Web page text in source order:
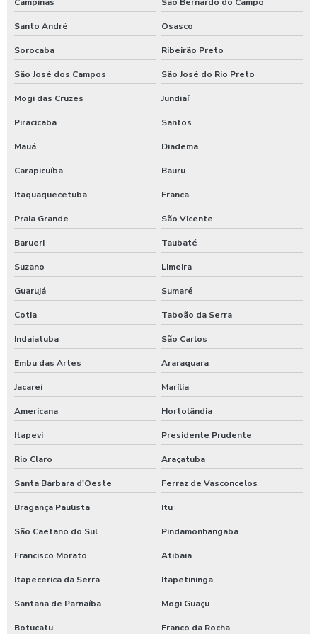
Terceirização de limpeza industrial
Terceirização de portaria e limpeza
Terceirização de portaria limpeza e serviços
Terceirização de serviços de jardinagem
Terceirização de serviços portaria e limpeza
Terceirização portaria condominio
Terceirização recepção
Zeladoria patrimonial
Zeladoria terceirizada
Empresa terceirização de recepção sp
Empresa terceirizada copeira em sp
Empresa terceirizada de serviço de limpeza
Terceirização de serviços de limpeza em são paulo
Terceirização de serviços de limpeza em sp
Terceirização de serviços de recepcionistas em são paulo
Terceirizada de zeladoria
Terceirização auxiliar de limpeza em sp
Empresa de terceirização auxiliar de limpeza em sp
Santo André Osasco
Sorocaba Ribeirão Preto
São José dos Campos São José do Rio Preto
Mogi das Cruzes Jundiaí
Piracicaba Santos
Mauá Diadema
Carapicuíba Bauru
Itaquaquecetuba Franca
Praia Grande São Vicente
Barueri Taubaté
Suzano Limeira
Guarujá Sumaré
Cotia Taboão da Serra
Indaiatuba São Carlos
Embu das Artes Araraquara
Jacareí Marília
Americana Hortolândia
Itapevi Presidente Prudente
Rio Claro Araçatuba
Santa Bárbara d'Oeste Ferraz de Vasconcelos
Bragança Paulista Itu
São Caetano do Sul Pindamonhangaba
Francisco Morato Atibaia
Itapecerica da Serra Itapetininga
Santana de Parnaíba Mogi Guaçu
Botucatu Franco da Rocha